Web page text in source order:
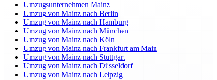
Umzugsunternehmen Mainz
Umzug von Mainz nach Berlin
Umzug von Mainz nach Hamburg
Umzug von Mainz nach München
Umzug von Mainz nach Köln
Umzug von Mainz nach Frankfurt am Main
Umzug von Mainz nach Stuttgart
Umzug von Mainz nach Düsseldorf
Umzug von Mainz nach Leipzig